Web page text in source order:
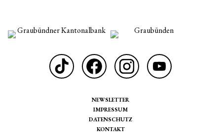
NEWSLETTER
IMPRESSUM
DATENSCHUTZ
KONTAKT